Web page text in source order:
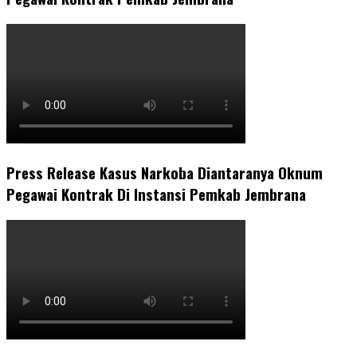
Press Release Kasus Narkoba Diantaranya Oknum
Pegawai Kontrak Di Instansi Pemkab Jembrana